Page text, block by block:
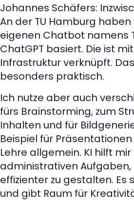
Johannes Schäfers:
An der TU Hamburg haben
eigenen Chatbot namens
ChatGPT basiert. Die ist
Infrastruktur verknüpft.
besonders praktisch.
Ich nutze aber auch
fürs Brainstorming, zum
Inhalten und für
Beispiel für
Lehre allgemein. KI hilft
administrativen Aufgaben,
effizienter zu gestalten. Es
und gibt Raum für